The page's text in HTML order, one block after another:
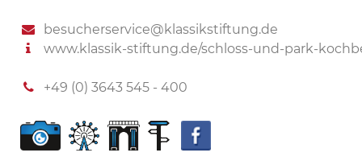
besucherservice@klassikstiftung.de
www.klassik-stiftung.de/schloss-und-park-
+49 (0) 3643 545 - 400